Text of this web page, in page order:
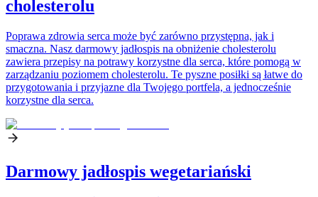
cholesterolu
Poprawa zdrowia serca może być zarówno przystępna, jak i
smaczna. Nasz darmowy jadłospis na obniżenie cholesterolu
zawiera przepisy na potrawy korzystne dla serca, które pomogą w
zarządzaniu poziomem cholesterolu. Te pyszne posiłki są łatwe do
przygotowania i przyjazne dla Twojego portfela, a jednocześnie
korzystne dla serca.
Darmowy jadłospis wegetariański